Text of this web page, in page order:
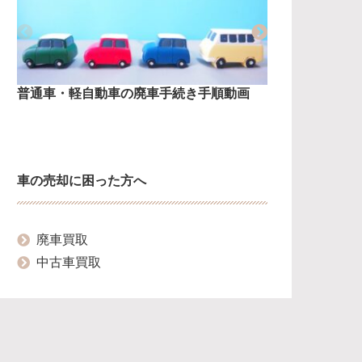
普通車・軽自動車の廃車手続き手順動画
車の売却に困った方へ
廃車買取
中古車買取